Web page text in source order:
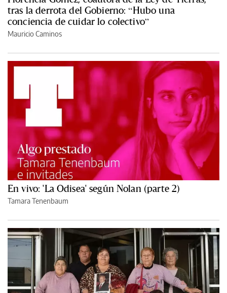
tras la derrota del Gobierno: “Hubo una
conciencia de cuidar lo colectivo”
Mauricio Caminos
En vivo: 'La Odisea' según Nolan (parte 2)
Tamara Tenenbaum